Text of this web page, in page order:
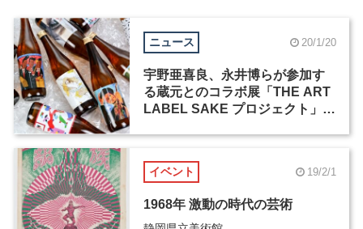
COLUMN
コラム ニュース 20/1/20
宇野亜喜良、永井博らが参加す
る蔵元とのコラボ展「THE ART
LABEL SAKE プロジェクト」が
イベント 19/2/1
1968年 激動の時代の芸術